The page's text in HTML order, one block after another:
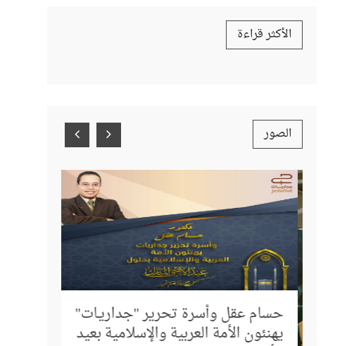
الأكثر قراءة
الصور
حسام عقل وأسرة تحرير "جداريـات"
يهنئون الأمة العربية والإسلامية بعيد